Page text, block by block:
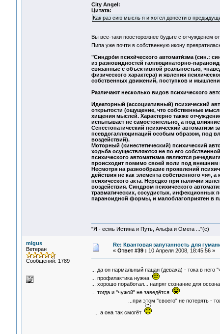
City Angel:
Цитата:
Как раз сию мысль я и хотел донести в
Вы все-таки поосторожнее будьте с отчужденем
Пипа уже почти в собственную икону
"Синдро́м психи́ческого автомати́зма (син.:
из разновидностей галлюцинаторно-
связанные с объективной реальностью,
физического характера) и явления
собственных движений, поступков и
Различают несколько видов психического
Идеаторный (ассоциативный) психический
открытости (ощущение, что собственные
хищения мыслей. Характерно также
испытывает не самостоятельно, а под
Сенестопатический психический автоматизм
псевдогаллюцинаций особым образом, под
воздействий).
Моторный (кинестетический) психический
ходьба осуществляются не по его
психического автоматизма являются
происходит помимо своей воли под внешним
Несмотря на разнообразие проявлений
действия не как элемента собственного «я»,
психического акта. Нередко при наличии
воздействия. Синдром психического
травматических, сосудистых, инфекционных
параноидной формы, и малоблагоприятен в
"Я - есмь Истина и Путь, Альфа и Омега ..."(с)
migus
Ветеран
Сообщений: 1789
Re: Квантовая запутанность для
« Ответ #39 : 10 Апреля 2008, 18:45:56 »
... да он нармальный пацан (деваха) - тока в
... профилактика нужна
... хорошо поработал... напряг сознание для
... тогда и "чужой" не заведётся
...при этом "своего" не потерять -
... а она так смогёт